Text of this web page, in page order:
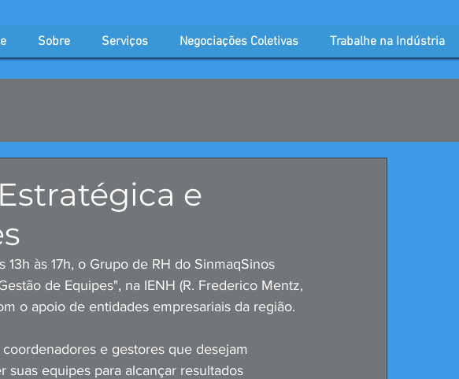
Sobre Serviços Negociações Coletivas Trabalhe na Indústria
e
13h às 17h, o Grupo de RH do SinmaqSinos
de Equipes", na IENH (R. Frederico Mentz,
o apoio de entidades empresariais da região.
e gestores que desejam
suas equipes para alcançar resultados